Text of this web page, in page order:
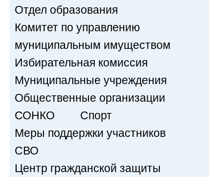
Отдел образования
Комитет по управлению
муниципальным имуществом
Избирательная комиссия
Муниципальные учреждения
Общественные организации
СОНКО
Спорт
Меры поддержки участников
СВО
Центр гражданской защиты